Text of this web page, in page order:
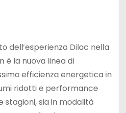
dell’esperienza Diloc nella
è la nuova linea di
efficienza energetica in
ridotti e performance
sia in modalità